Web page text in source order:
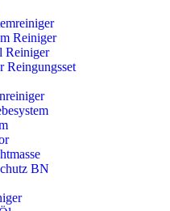
Reiniger
Reiniger
Reingungsset
BN